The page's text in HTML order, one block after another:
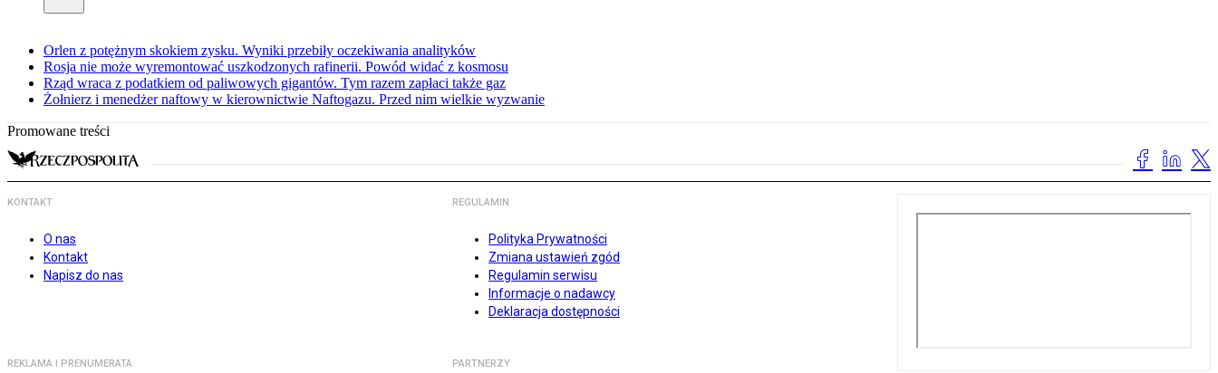
Orlen z potężnym skokiem zysku. Wyniki przebiły oczekiwania analityków
Rosja nie może wyremontować uszkodzonych rafinerii. Powód widać z kosmosu
Rząd wraca z podatkiem od paliwowych gigantów. Tym razem zapłaci także gaz
Żołnierz i menedżer naftowy w kierownictwie Naftogazu. Przed nim wielkie wyzwanie
Promowane treści
KONTAKT
O nas
Kontakt
Napisz do nas
REGULAMIN
Polityka Prywatności
Zmiana ustawień zgód
Regulamin serwisu
Informacje o nadawcy
Deklaracja dostępności
REKLAMA I PRENUMERATA PARTNERZY